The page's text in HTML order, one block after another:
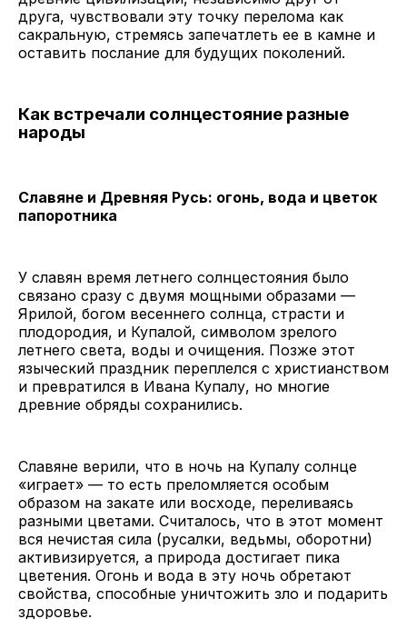
друга, чувствовали эту точку перелома как
сакральную, стремясь запечатлеть ее в камне и
оставить послание для будущих поколений.
Как встречали солнцестояние разные
народы
Славяне и Древняя Русь: огонь, вода и цветок
папоротника
У славян время летнего солнцестояния было
связано сразу с двумя мощными образами —
Ярилой, богом весеннего солнца, страсти и
плодородия, и Купалой, символом зрелого
летнего света, воды и очищения. Позже этот
языческий праздник переплелся с христианством
и превратился в Ивана Купалу, но многие
древние обряды сохранились.
Славяне верили, что в ночь на Купалу солнце
«играет» — то есть преломляется особым
образом на закате или восходе, переливаясь
разными цветами. Считалось, что в этот момент
вся нечистая сила (русалки, ведьмы, оборотни)
активизируется, а природа достигает пика
цветения. Огонь и вода в эту ночь обретают
свойства, способные уничтожить зло и подарить
здоровье.